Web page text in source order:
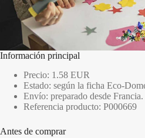
Información principal
Precio: 1.58 EUR
Estado: según la ficha Eco-
Envío: preparado desde Francia.
Referencia producto: P000669
Antes de comprar